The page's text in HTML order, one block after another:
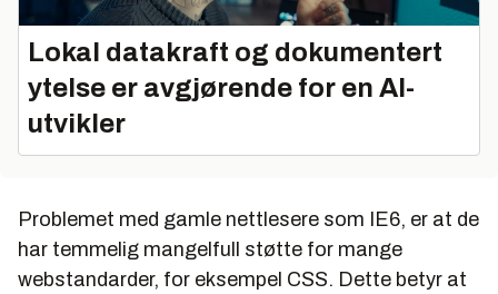
Lokal datakraft og dokumentert
ytelse er avgjørende for en AI-
utvikler
Problemet med gamle nettlesere som IE6, er at de
har temmelig mangelfull støtte for mange
webstandarder, for eksempel CSS. Dette betyr at